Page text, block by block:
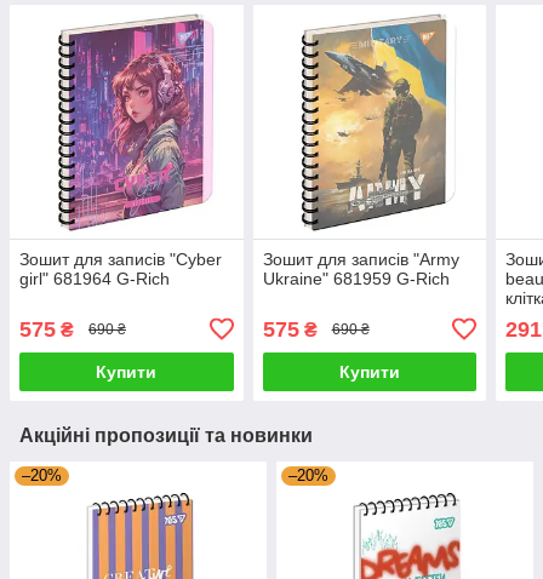
Зошит для записів "Cyber
girl" 681964 G-Rich
575 ₴ 690 ₴
Купити
Зошит для записів "Army
Ukraine" 681959 G-Rich
575₴ 690 ₴
Купити
291
Акційні пропозиції та новинки
–20% –20%